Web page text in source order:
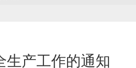
生产工作的通知